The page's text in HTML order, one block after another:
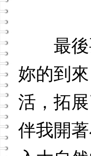
最後要
妳的到
活，拓
伴我開